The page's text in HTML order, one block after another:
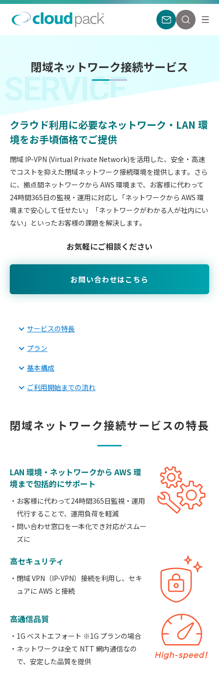
閉域ネットワーク接続サービス
SERVICE
クラウド利用に必要なネットワーク・LAN 環
境をお手頃価格でご提供
閉域 IP-VPN (Virtual Private Network)を活用した、安全・高速
でコストを抑えた閉域ネットワーク接続環境を提供します。さら
に、拠点間ネットワークから AWS 環境まで、お客様に代わって
24時間365日の監視・運用に対応し「ネットワークから AWS 環
境まで安心して任せたい」「ネットワークがわかる人が社内にい
ない」といったお客様の課題を解決します。
お気軽にご相談ください
お問い合わせはこちら
サービスの特長
プラン
基本構成
ご利用開始までの流れ
閉域ネットワーク接続サービスの特長
LAN 環境・ネットワークから AWS 環
境まで包括的にサポート
お客様に代わって24時間365日監視・運用
代行することで、運用負荷を軽減
問い合わせ窓口を一本化でき対応がスムー
ズに
高セキュリティ
閉域 VPN（IP-VPN）接続を利用し、セキ
ュアに AWS と接続
高通信品質
1G ベストエフォート ※1G プランの場合
ネットワークは全て NTT 網内通信なの
で、安定した品質を提供